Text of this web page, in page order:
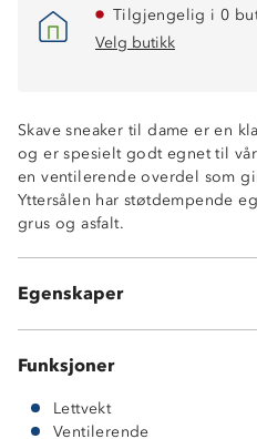
Tilgjengelig i 0
Velg butikk
Skave sneaker til dame er en
og er spesielt godt egnet til
en ventilerende overdel som
Yttersålen har støtdempende
grus og asfalt.
Egenskaper
Støtdempende yttersåle
Funksjoner
Lettvekt
Ventilerende